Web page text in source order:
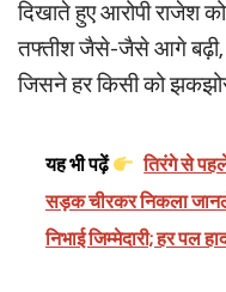
दिखाते हुए आरोपी राजेश
तफ्तीश जैसे-जैसे आगे बढ़ी,
जिसने हर किसी को
यह भी पढ़ें
तिरंगे से
सड़क चीरकर निकला
निभाई जिम्मेदारी; हर पल